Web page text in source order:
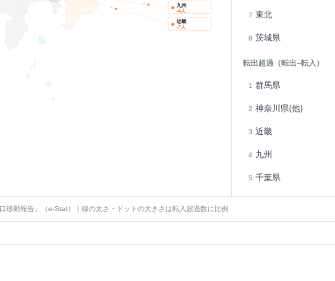
九州
-4人
近畿
-7人
7 東北
8 茨城県
転出超過（転出−転入）
1 群馬県
2 神奈川県(他)
3 近畿
4 九州
5 千葉県
移動報告」（e-Stat）｜線の太さ・ドットの大きさは転入超過数に比例